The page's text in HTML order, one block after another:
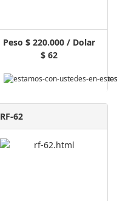
Peso $ 220.000 / Dolar
$ 62
RF-62